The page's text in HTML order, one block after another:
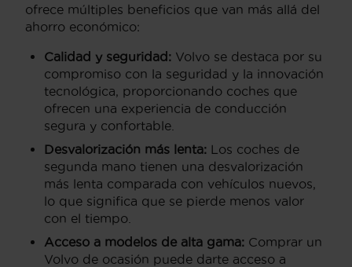
ofrece múltiples beneficios que van más allá del
ahorro económico:
Calidad y seguridad: Volvo se destaca por su
compromiso con la seguridad y la innovación
tecnológica, proporcionando coches que
ofrecen una experiencia de conducción
segura y confortable.
Desvalorización más lenta: Los coches de
segunda mano tienen una desvalorización
más lenta comparada con vehículos nuevos,
lo que significa que se pierde menos valor
con el tiempo.
Acceso a modelos de alta gama: Comprar un
Volvo de ocasión puede darte acceso a